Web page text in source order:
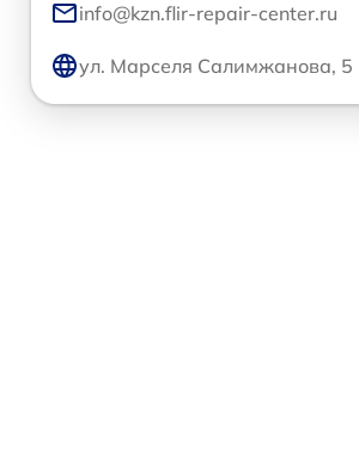
info@kzn.flir-repair-center.ru
ул. Марселя Салимжанова, 5